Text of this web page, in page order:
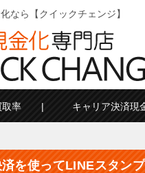
なら【クイックチェンジ】
取率 キャリア決済現
を使ってLINEスタン